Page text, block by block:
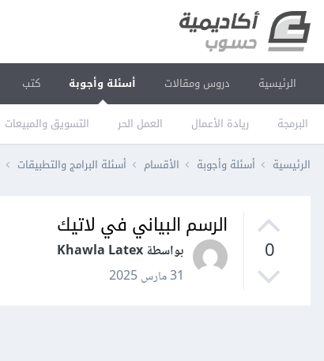
الرئيسية دروس ومقالات أسئلة وأجوبة
البرمجة ريادة الأعمال العمل الحر التسويق والمبيعات
كتب
الرئيسية أسئلة وأجوبة الأقسام أسئلة البرامج والتطبيقات
0
الرسم البياني في لاتيك
بواسطة Khawla Latex
31 مارس 2025